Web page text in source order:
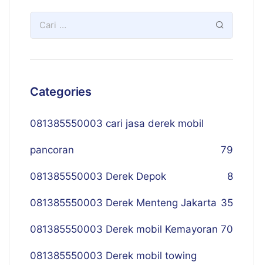
Categories
081385550003 cari jasa derek mobil
pancoran 79
081385550003 Derek Depok 8
081385550003 Derek Menteng Jakarta 35
081385550003 Derek mobil Kemayoran 70
081385550003 Derek mobil towing